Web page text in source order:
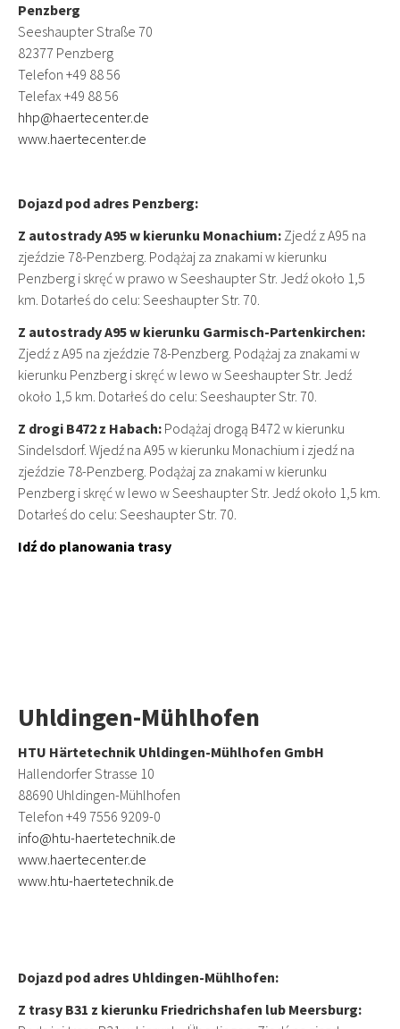
Penzberg
Seeshaupter Straße 70
82377 Penzberg
Telefon +49 88 56
Telefax +49 88 56
hhp@haertecenter.de
www.haertecenter.de
Dojazd pod adres Penzberg:
Z autostrady A95 w kierunku Monachium: Zjedź z A95 na
zjeździe 78-Penzberg. Podążaj za znakami w kierunku
Penzberg i skręć w prawo w Seeshaupter Str. Jedź około 1,5
km. Dotarłeś do celu: Seeshaupter Str. 70.
Z autostrady A95 w kierunku Garmisch-Partenkirchen:
Zjedź z A95 na zjeździe 78-Penzberg. Podążaj za znakami w
kierunku Penzberg i skręć w lewo w Seeshaupter Str. Jedź
około 1,5 km. Dotarłeś do celu: Seeshaupter Str. 70.
Z drogi B472 z Habach: Podążaj drogą B472 w kierunku
Sindelsdorf. Wjedź na A95 w kierunku Monachium i zjedź na
zjeździe 78-Penzberg. Podążaj za znakami w kierunku
Penzberg i skręć w lewo w Seeshaupter Str. Jedź około 1,5 km.
Dotarłeś do celu: Seeshaupter Str. 70.
Idź do planowania trasy
Uhldingen-Mühlhofen
HTU Härtetechnik Uhldingen-Mühlhofen GmbH
Hallendorfer Strasse 10
88690 Uhldingen-Mühlhofen
Telefon +49 7556 9209-0
info@htu-haertetechnik.de
www.haertecenter.de
www.htu-haertetechnik.de
Dojazd pod adres Uhldingen-Mühlhofen:
Z trasy B31 z kierunku Friedrichshafen lub Meersburg: